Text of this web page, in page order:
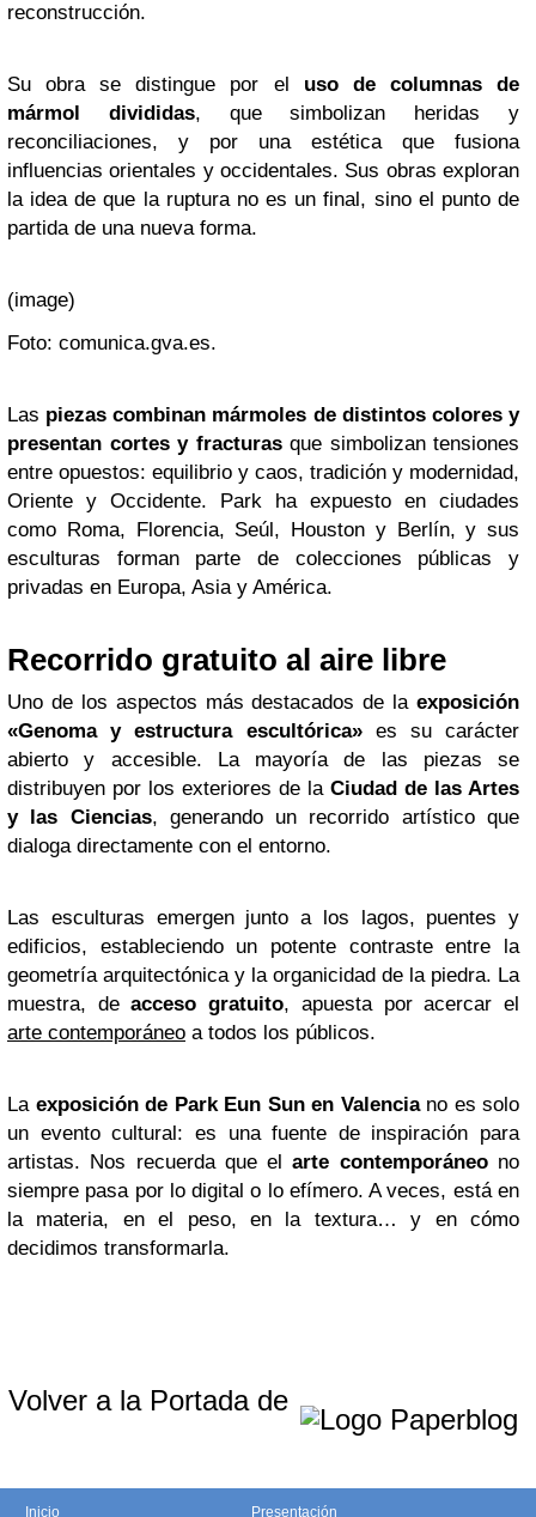
reconstrucción.
Su obra se distingue por el
uso de columnas de
mármol divididas, que simbolizan heridas y
reconciliaciones, y por una estética que fusiona
influencias orientales y occidentales. Sus obras exploran
la idea de que la ruptura no es un final, sino el punto de
partida de una nueva forma.
(image)
Foto: comunica.gva.es.
Las piezas combinan mármoles de distintos colores y
presentan cortes y fracturasque simbolizan tensiones
entre opuestos: equilibrio y caos, tradición y modernidad,
Oriente y Occidente. Park ha expuesto en ciudades
como Roma, Florencia, Seúl, Houston y Berlín, y sus
esculturas forman parte de colecciones públicas y
privadas en Europa, Asia y América.
Recorrido gratuito al aire libre
Uno de los aspectos más destacados de la exposición
«Genoma y estructura escultórica»es su carácter
abierto y accesible. La mayoría de las piezas se
distribuyen por los exteriores de la Ciudad de las Artes
y las Ciencias, generando un recorrido artístico que
dialoga directamente con el entorno.
Las esculturas emergen junto a los lagos, puentes y
edificios, estableciendo un potente contraste entre la
geometría arquitectónica y la organicidad de la piedra. La
muestra, deacceso gratuito, apuesta por acercar el
arte contemporáneo a todos los públicos.
Laexposición de Park Eun Sun en Valenciano es solo
un evento cultural: es una fuente de inspiración para
artistas. Nos recuerda que el
arte contemporáneono
siempre pasa por lo digital o lo efímero. A veces, está en
la materia, en el peso, en la textura… y en cómo
decidimos transformarla.
Volver a la Portada de
Inicio Presentación